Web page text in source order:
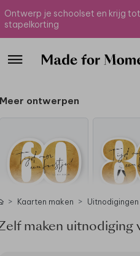
Ontwerp je schoolset en krijg
stapelkorting
Meer ontwerpen
Kaarten maken Uitnodigingen
maken uitnodiging